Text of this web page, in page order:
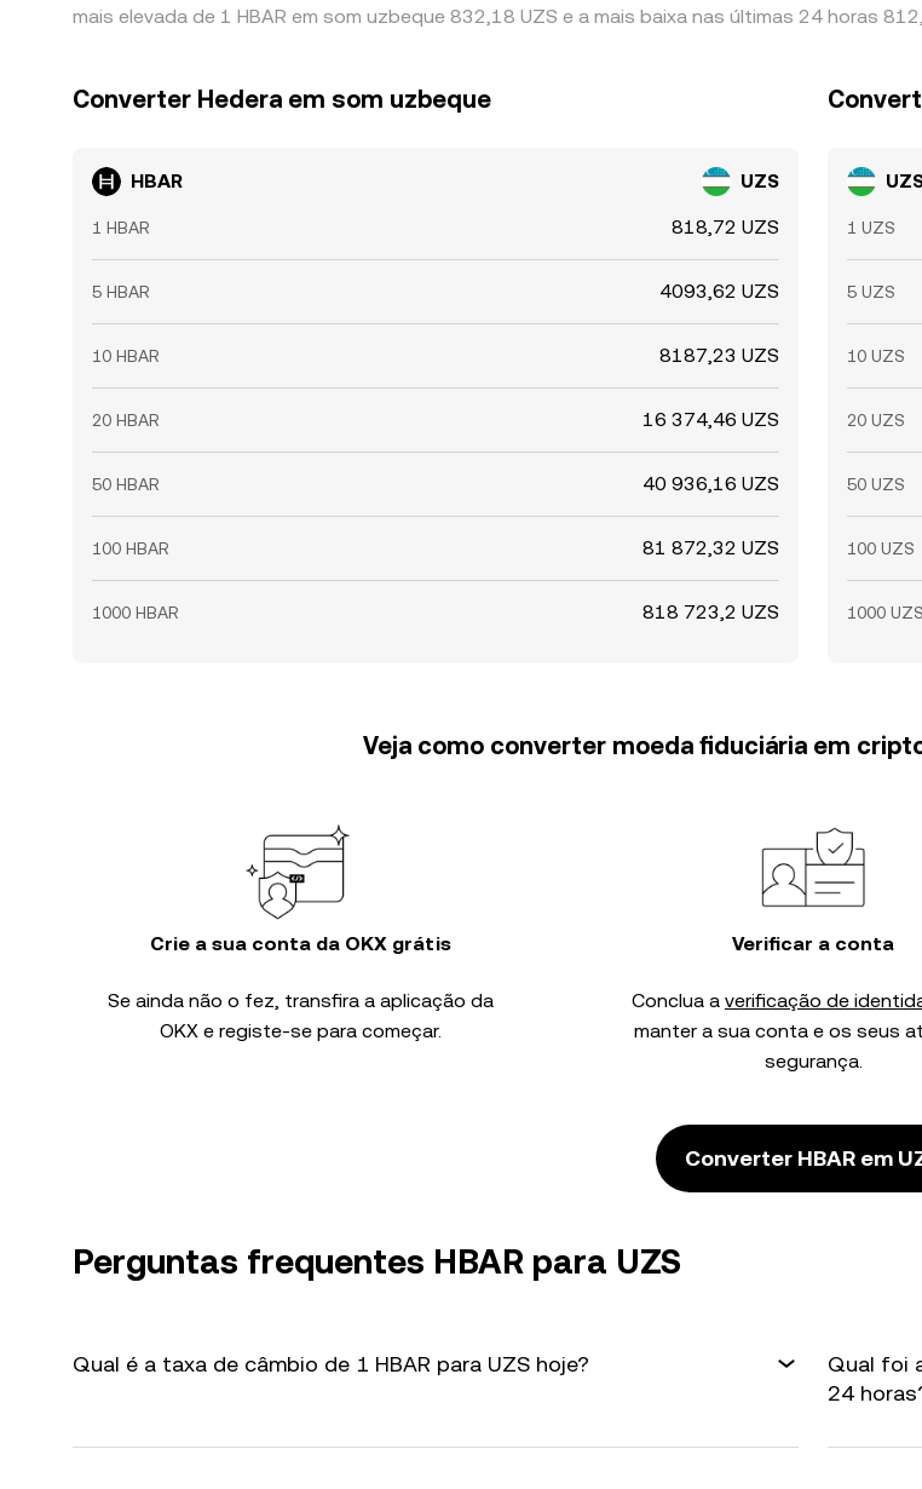
mais elevada de 1 HBAR em som uzbeque 832,18 UZS e a mais baixa nas últimas 24 horas
Converter Hedera em som uzbeque
HBAR UZS
1 HBAR 818,72 UZS
5 HBAR 4093,62 UZS
10 HBAR 8187,23 UZS
20 HBAR 16 374,46 UZS
50 HBAR 40 936,16 UZS
100 HBAR 81 872,32 UZS
1000 HBAR 818 723,2 UZS
1 UZS
5 UZS
10 UZS
20 UZS
50 UZS
100 UZS
1000 UZS
Veja como converter moeda fiduciária em
Crie a sua conta da OKX grátis
Se ainda não o fez, transfira a aplicação da
OKX e registe-se para começar.
Verificar a conta
Conclua a verificação de
manter a sua conta e os seus
segurança.
Converter HBAR em
Perguntas frequentes HBAR para UZS
Qual é a taxa de câmbio de 1 HBAR para UZS hoje?
Qual foi
24